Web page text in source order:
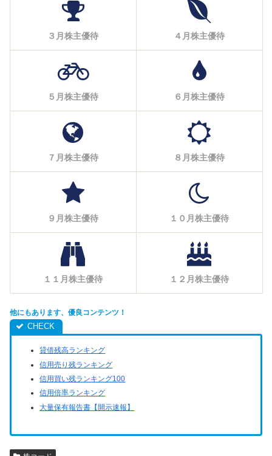
３月株主優待 ４月株主優待
５月株主優待 ６月株主優待
７月株主優待 ８月株主優待
９月株主優待 １０月株主優待
１１月株主優待 １２月株主優待
他にもあります、優良コンテンツ！
貸借残高ランキング
信用売り残ランキング
信用買い残ランキング100
信用倍率ランキング
大量保有報告書【開示速報】